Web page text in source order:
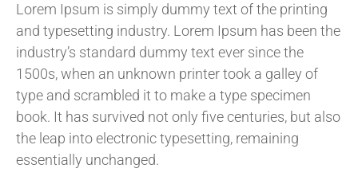
Lorem Ipsum is simply dummy text of the printing
and typesetting industry. Lorem Ipsum has been the
industry’s standard dummy text ever since the
1500s, when an unknown printer took a galley of
type and scrambled it to make a type specimen
book. It has survived not only five centuries, but also
the leap into electronic typesetting, remaining
essentially unchanged.